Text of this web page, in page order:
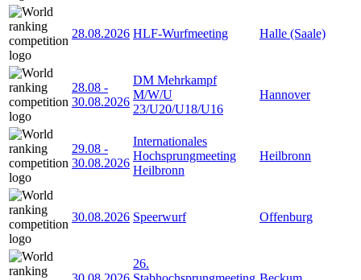
28.08.2026 HLF-Wurfmeeting Halle (Saale)
28.08 -
30.08.2026
DM Mehrkampf
M/W/U
23/U20/U18/U16
Hannover
29.08 -
30.08.2026
Internationales
Hochsprungmeeting
Heilbronn
Heilbronn
30.08.2026 Speerwurf Offenburg
26.